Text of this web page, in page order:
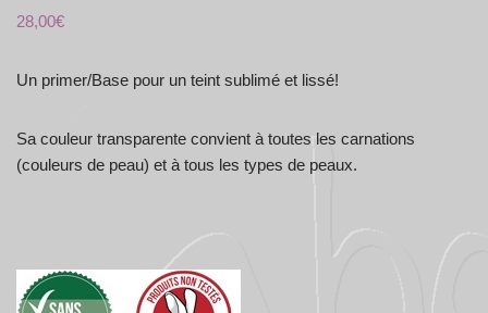
28,00€
Un primer/Base pour un teint sublimé et lissé!
Sa couleur transparente convient à toutes les carnations
(couleurs de peau) et à tous les types de peaux.